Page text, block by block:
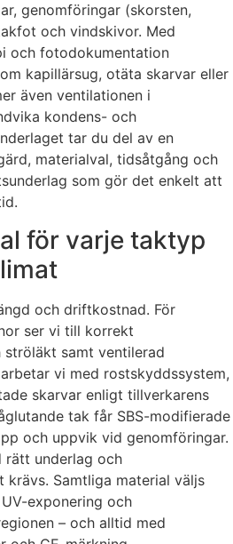
genomföringar (skorsten,
och vindskivor. Med
och fotodokumentation
kapillärsug, otäta skarvar eller
även ventilationen i
kondens- och
tar du del av en
materialval, tidsåtgång och
som gör det enkelt att
för varje taktyp
och driftkostnad. För
ser vi till korrekt
ströläkt samt ventilerad
vi med rostskyddssystem,
skarvar enligt tillverkarens
tak får SBS-modifierade
och uppvik vid genomföringar.
rätt underlag och
krävs. Samtliga material väljs
exponering och
– och alltid med